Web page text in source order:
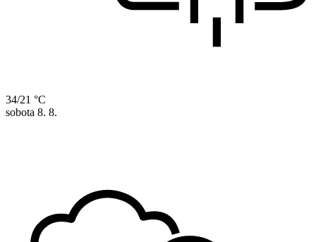
34/21 °C
sobota 8. 8.